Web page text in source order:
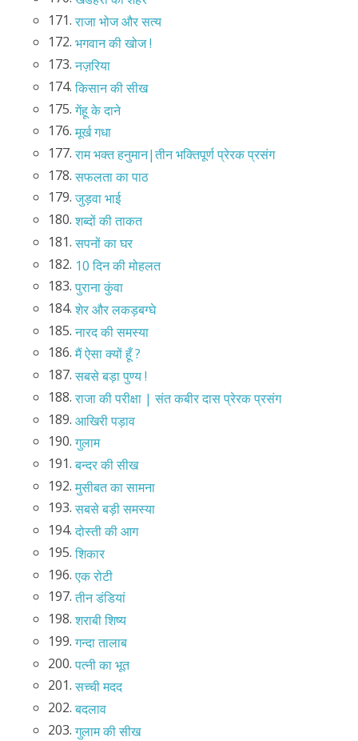
171.राजा भोज और सत्य
172. भगवान की खोज !
173.नज़रिया
174.किसान की सीख
175.गेंहू के दाने
176.मूर्ख गधा
177.राम भक्त हनुमान|तीन भक्तिपूर्ण प्रेरक प्रसंग
178.सफलता का पाठ
179.जुड़वा भाई
180.शब्दों की ताकत
181.सपनों का घर
182. 10 दिन की मोहलत
183.पुराना कुंवा
184.शेर और लकड़बग्घे
185.नारद की समस्या
186.मैं ऐसा क्यों हूँ ?
187.सबसे बड़ा पुण्य !
188.राजा की परीक्षा | संत कबीर दास प्रेरक प्रसंग
189. आखिरी पड़ाव
190.गुलाम
191.बन्दर की सीख
192.मुसीबत का सामना
193.सबसे बड़ी समस्या
194.दोस्ती की आग
195.शिकार
196.एक रोटी
197.तीन डंडियां
198.शराबी शिष्य
199.गन्दा तालाब
200.पत्नी का भूत
201.सच्ची मदद
202.बदलाव
203.गुलाम की सीख